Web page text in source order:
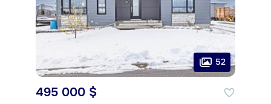
52
495 000 $